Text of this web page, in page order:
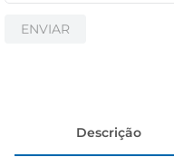
ENVIAR
Descrição